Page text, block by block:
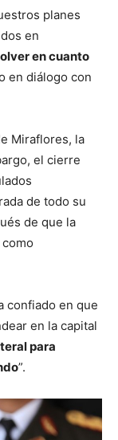
planes
en
en cuanto
en diálogo con
Miraflores, la
el cierre
de todo su
de que la
confiado en que
en la capital
para
”.